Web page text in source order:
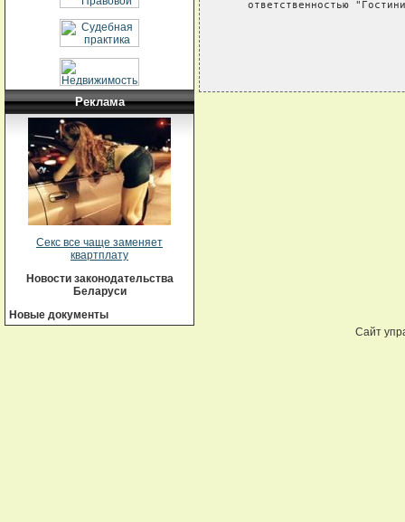
Реклама
Секс все чаще заменяет
квартплату
Новости законодательства
Беларуси
Новые документы
Сайт